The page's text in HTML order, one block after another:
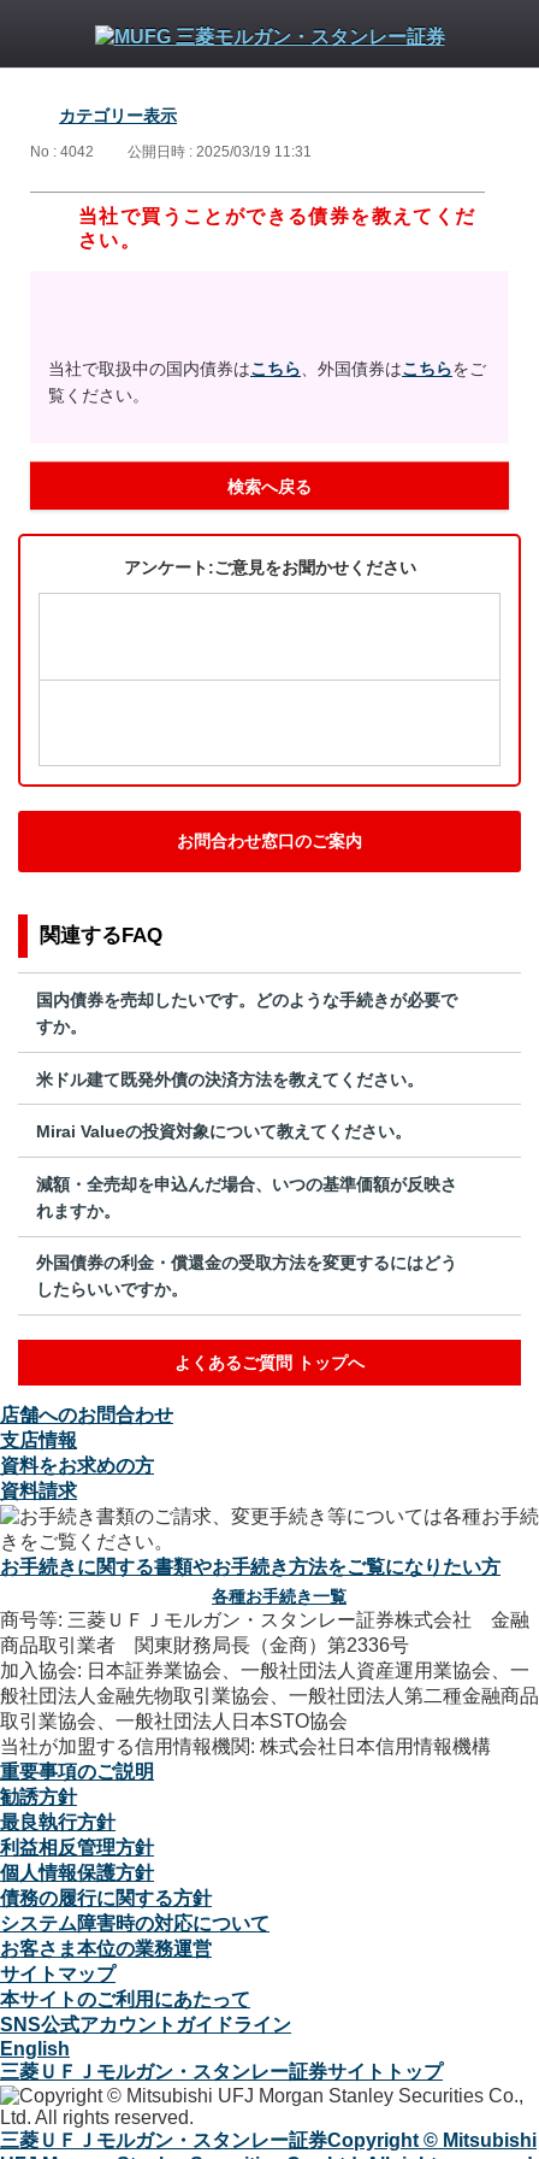
カテゴリー表示
No : 4042 公開日時 : 2025/03/19 11:31
当社で買うことができる債券を教えてくだ
さい。
当社で取扱中の国内債券はこちら、外国債券はこちらをご
覧ください。
検索へ戻る
アンケート:ご意見をお聞かせください
お問合わせ窓口のご案内
関連するFAQ
国内債券を売却したいです。どのような手続きが必要で
すか。
米ドル建て既発外債の決済方法を教えてください。
Mirai Valueの投資対象について教えてください。
減額・全売却を申込んだ場合、いつの基準価額が反映さ
れますか。
外国債券の利金・償還金の受取方法を変更するにはどう
したらいいですか。
よくあるご質問 トップへ
店舗へのお問合わせ
支店情報
資料をお求めの方
資料請求
お手続きに関する書類やお手続き方法をご覧になりたい方
各種お手続き一覧
商号等: 三菱ＵＦＪモルガン・スタンレー証券株式会社 金融
商品取引業者 関東財務局長（金商）第2336号
加入協会: 日本証券業協会、一般社団法人資産運用業協会、一
般社団法人金融先物取引業協会、一般社団法人第二種金融商品
取引業協会、一般社団法人日本STO協会
当社が加盟する信用情報機関: 株式会社日本信用情報機構
重要事項のご説明
勧誘方針
最良執行方針
利益相反管理方針
個人情報保護方針
債務の履行に関する方針
システム障害時の対応について
お客さま本位の業務運営
サイトマップ
本サイトのご利用にあたって
SNS公式アカウントガイドライン
English
三菱ＵＦＪモルガン・スタンレー証券サイトトップ
三菱ＵＦＪモルガン・スタンレー証券Copyright © Mitsubishi